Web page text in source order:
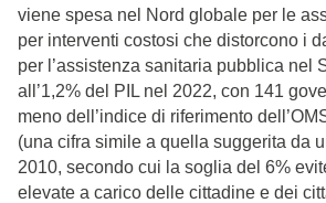
viene spesa nel Nord globale per le
per interventi costosi che distorcono i
per l’assistenza sanitaria pubblica nel
all’1,2% del PIL nel 2022, con 141
meno dell’indice di riferimento
(una cifra simile a quella suggerita da
2010, secondo cui la soglia del 6%
elevate a carico delle cittadine e dei